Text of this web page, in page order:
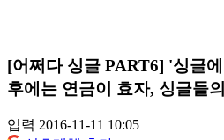
[어쩌다 싱글 PART6] '싱글
후에는 연금이 효자, 싱글들
입력 2016-11-11 10:05